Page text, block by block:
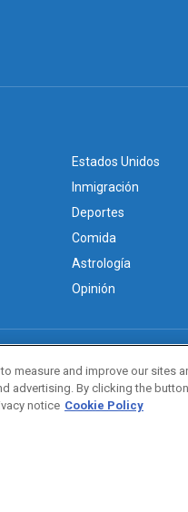
Estados Unidos
Inmigración
Deportes
Comida
Astrología
Opinión
Us/Anuncios Politica de
measure and improve our sites
advertising. By clicking the
notice Cookie Policy